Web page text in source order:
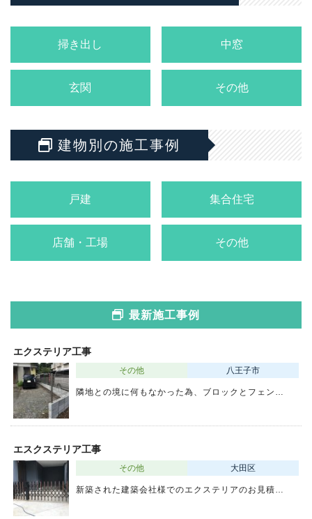
掃き出し 中窓
玄関 その他
建物別の施工事例
戸建 集合住宅
店舗・工場 その他
最新施工事例
エクステリア工事
その他 八王子市
隣地との境に何もなかった為、ブロックとフェン…
エスクステリア工事
その他 大田区
新築された建築会社様でのエクステリアのお見積…